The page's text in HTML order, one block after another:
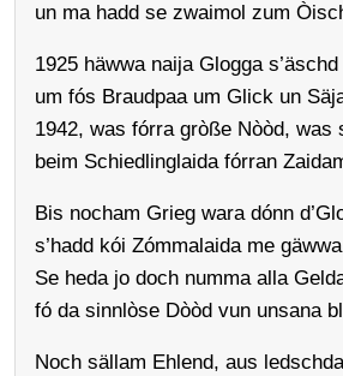
un ma hadd se zwaimol zum
1925 häwwa naija Glogga
um fós Braudpaa um Glick un
1942, was fórra gròße Nòòd, was
beim Schiedlinglaida fórran
Bis nocham Grieg wara dónn
s’hadd kói Zómmalaida me
Se heda jo doch numma alla
fó da sinnlòse Dòòd vun unsana
Noch sällam Ehlend, aus